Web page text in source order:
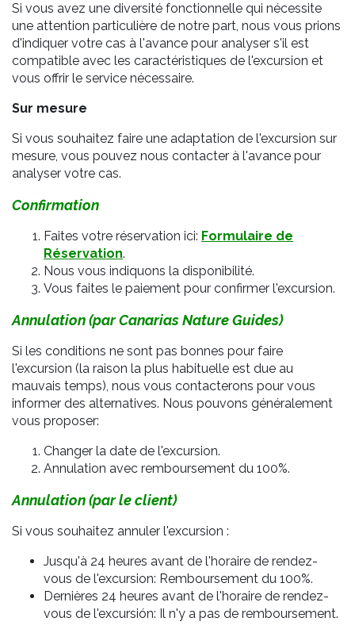
Si vous avez une diversité fonctionnelle qui nécessite
une attention particulière de notre part, nous vous prions
d'indiquer votre cas à l'avance pour analyser s'il est
compatible avec les caractéristiques de l'excursion et
vous offrir le service nécessaire.
Sur mesure
Si vous souhaitez faire une adaptation de l'excursion sur
mesure, vous pouvez nous contacter à l'avance pour
analyser votre cas.
Confirmation
Faites votre réservation ici: Formulaire de
Réservation.
Nous vous indiquons la disponibilité.
Vous faites le paiement pour confirmer l'excursion.
Annulation (par Canarias Nature Guides)
Si les conditions ne sont pas bonnes pour faire
l'excursion (la raison la plus habituelle est due au
mauvais temps), nous vous contacterons pour vous
informer des alternatives. Nous pouvons généralement
vous proposer:
Changer la date de l'excursion.
Annulation avec remboursement du 100%.
Annulation (par le client)
Si vous souhaitez annuler l'excursion :
Jusqu'à 24 heures avant de l'horaire de rendez-
vous de l'excursion: Remboursement du 100%.
Dernières 24 heures avant de l'horaire de rendez-
vous de l'excursión: Il n'y a pas de remboursement.